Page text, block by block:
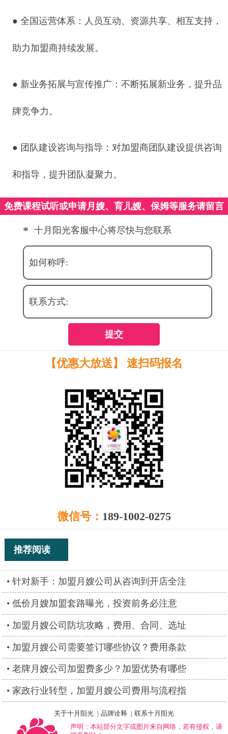
● 全国运营体系：人员互动、资源共享、相互支持，
助力加盟商持续发展。
● 新业务拓展与宣传推广：不断拓展新业务，提升品
牌竞争力。
● 团队建设咨询与指导：对加盟商团队建设提供咨询
和指导，提升团队凝聚力。
免费课程试听或申请月嫂、育儿嫂、保姆等服务请留言
* 十月阳光客服中心将尽快与您联系
如何称呼:
联系方式:
提交
【优惠大放送】 速扫码报名
微信号： 189-1002-0275
推荐阅读
针对新手：加盟月嫂公司从咨询到开店全注
低价月嫂加盟套路曝光，投资前务必注意
加盟月嫂公司防坑攻略，费用、合同、选址
加盟月嫂公司需要签订哪些协议？费用条款
老牌月嫂公司加盟费多少？加盟优势有哪些
家政行业转型，加盟月嫂公司费用与流程指
关于十月阳光 | 品牌诠释 | 联系十月阳光
声明：本站部分文字或图片来自网络，若有侵权，请